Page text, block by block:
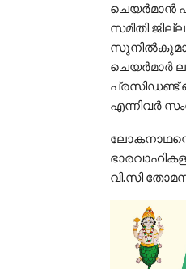
ചെയർമാൻ
സമിതി
ചെയർമാർ
പ്രസിഡണ്ട്
എന്നിവർ
വി.സി